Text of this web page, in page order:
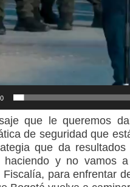
que le queremos
de seguridad que
que da
haciendo y no vamos
Fiscalía, para enfrentar